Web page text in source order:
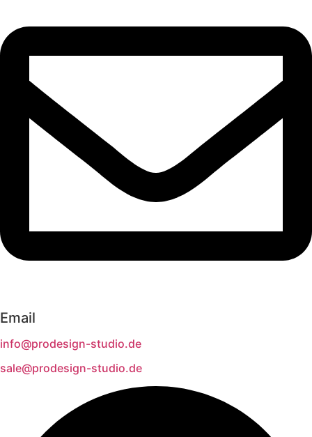
Email
info@prodesign-studio.de
sale@prodesign-studio.de